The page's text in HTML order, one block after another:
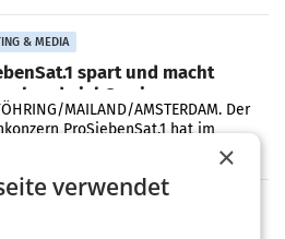
von 3,8 Prozent gegenüber dem
& MEDIA
spart und macht
viel Gewinn
MAILAND/AMSTERDAM. Der
ProSiebenSat.1 hat im
dank Kostensenkungen operativ
deutlich übertroffen.
×
verwendet